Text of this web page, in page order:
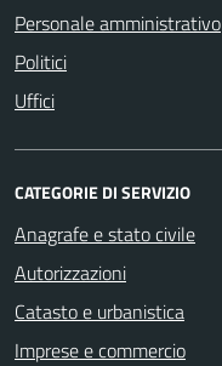
Personale amministrativo
Politici
Uffici
CATEGORIE DI SERVIZIO
Anagrafe e stato civile
Autorizzazioni
Catasto e urbanistica
Imprese e commercio